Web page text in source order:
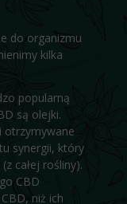
do organizmu
kilka
popularną
są olejki.
otrzymywane
synergii, który
całej rośliny).
CBD
niż ich